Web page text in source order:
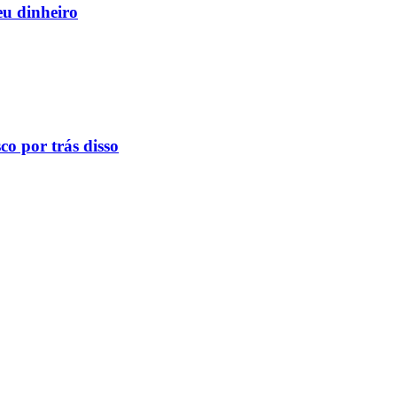
dinheiro
por trás disso